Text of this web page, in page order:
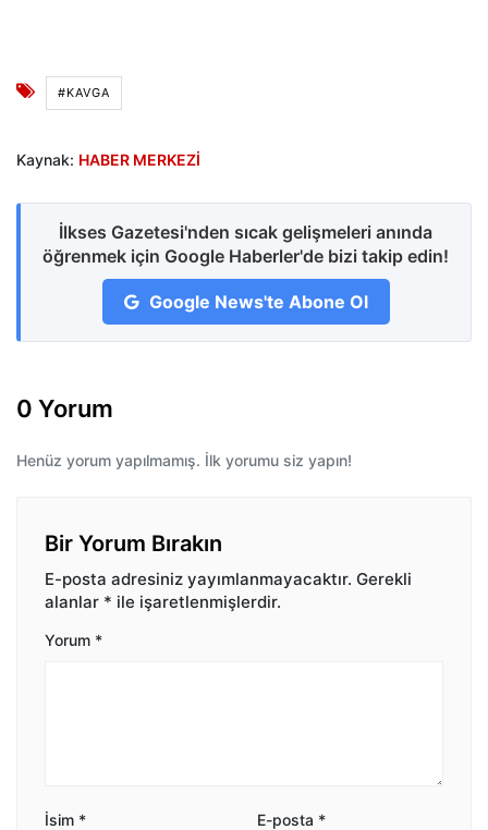
#KAVGA
Kaynak: HABER MERKEZİ
İlkses Gazetesi'nden sıcak gelişmeleri anında
öğrenmek için Google Haberler'de bizi takip edin!
Google News'te Abone Ol
0 Yorum
Henüz yorum yapılmamış. İlk yorumu siz yapın!
Bir Yorum Bırakın
E-posta adresiniz yayımlanmayacaktır. Gerekli
alanlar * ile işaretlenmişlerdir.
Yorum *
İsim * E-posta *